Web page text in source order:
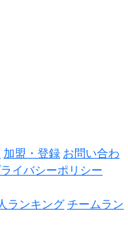
加盟・登録 お問い合わ
イバシーポリシー
ランキングチームラン